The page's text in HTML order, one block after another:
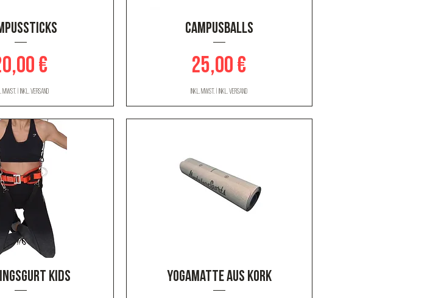
€
MwSt. inkl. Versand
Schnellansicht
CAMPUSBALLS
Preis
25,00 €
inkl. MwSt. inkl. Versand
KIDS Schnellansicht
Yogamatte aus Kork